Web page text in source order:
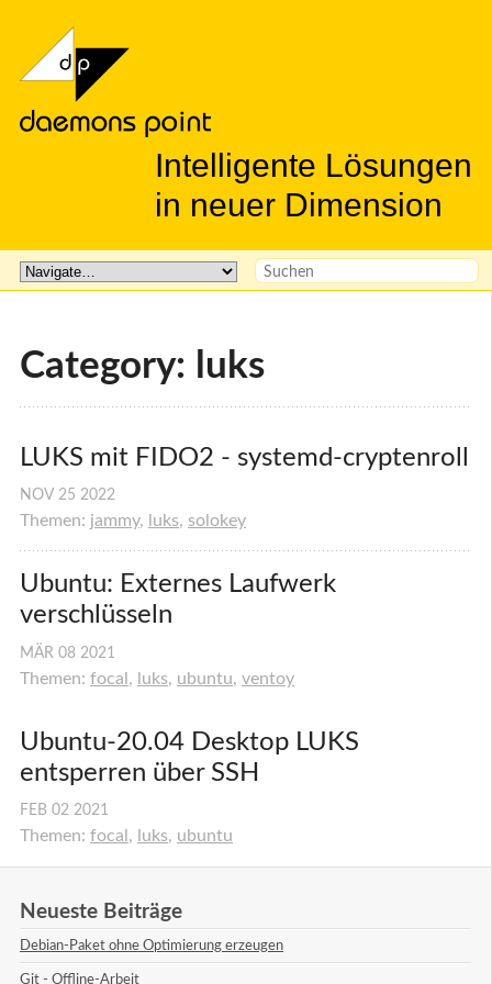
Intelligente Lösungen
in neuer Dimension
Category: luks
LUKS mit FIDO2 - systemd-cryptenroll
NOV 25 2022
Themen: jammy, luks, solokey
Ubuntu: Externes Laufwerk
verschlüsseln
MÄR 08 2021
Themen: focal , luks, ubuntu, ventoy
Ubuntu-20.04 Desktop LUKS
entsperren über SSH
FEB 02 2021
Themen: focal , luks, ubuntu
Neueste Beiträge
Debian-Paket ohne Optimierung erzeugen
Git - Offline-Arbeit